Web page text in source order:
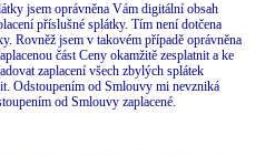
jsem oprávněna Vám digitální obsah
příslušné splátky. Tím není dotčena
Rovněž jsem v takovém případě oprávněna
část Ceny okamžitě zesplatnit a ke
zaplacení všech zbylých splátek
Odstoupením od Smlouvy mi nevzniká
od Smlouvy zaplacené.